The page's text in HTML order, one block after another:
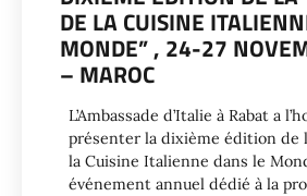
DE LA CUISINE
MONDE” , 24-27
– MAROC
L’Ambassade d’Italie à Rabat a
présenter la dixième édition de
la Cuisine Italienne dans le
événement annuel dédié à la